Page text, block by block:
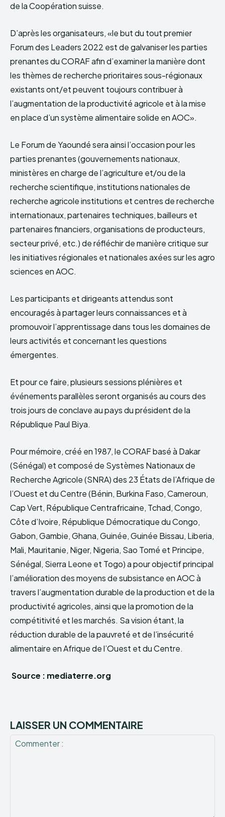
de la Coopération suisse.
D’après les organisateurs, «le but du tout premier
Forum des Leaders 2022 est de galvaniser les parties
prenantes du CORAF afin d’examiner la manière dont
les thèmes de recherche prioritaires sous-régionaux
existants ont/et peuvent toujours contribuer à
l’augmentation de la productivité agricole et à la mise
en place d’un système alimentaire solide en AOC».
Le Forum de Yaoundé sera ainsi l’occasion pour les
parties prenantes (gouvernements nationaux,
ministères en charge de l’agriculture et/ou de la
recherche scientifique, institutions nationales de
recherche agricole institutions et centres de recherche
internationaux, partenaires techniques, bailleurs et
partenaires financiers, organisations de producteurs,
secteur privé, etc.) de réfléchir de manière critique sur
les initiatives régionales et nationales axées sur les agro
sciences en AOC.
Les participants et dirigeants attendus sont
encouragés à partager leurs connaissances et à
promouvoir l’apprentissage dans tous les domaines de
leurs activités et concernant les questions
émergentes.
Et pour ce faire, plusieurs sessions plénières et
événements parallèles seront organisés au cours des
trois jours de conclave au pays du président de la
République Paul Biya.
Pour mémoire, créé en 1987, le CORAF basé à Dakar
(Sénégal) et composé de Systèmes Nationaux de
Recherche Agricole (SNRA) des 23 États de l’Afrique de
l’Ouest et du Centre (Bénin, Burkina Faso, Cameroun,
Cap Vert, République Centrafricaine, Tchad, Congo,
Côte d’Ivoire, République Démocratique du Congo,
Gabon, Gambie, Ghana, Guinée, Guinée Bissau, Liberia,
Mali, Mauritanie, Niger, Nigeria, Sao Tomé et Principe,
Sénégal, Sierra Leone et Togo) a pour objectif principal
l’amélioration des moyens de subsistance en AOC à
travers l’augmentation durable de la production et de la
productivité agricoles, ainsi que la promotion de la
compétitivité et les marchés. Sa vision étant, la
réduction durable de la pauvreté et de l’insécurité
alimentaire en Afrique de l’Ouest et du Centre.
Source : mediaterre.org
LAISSER UN COMMENTAIRE